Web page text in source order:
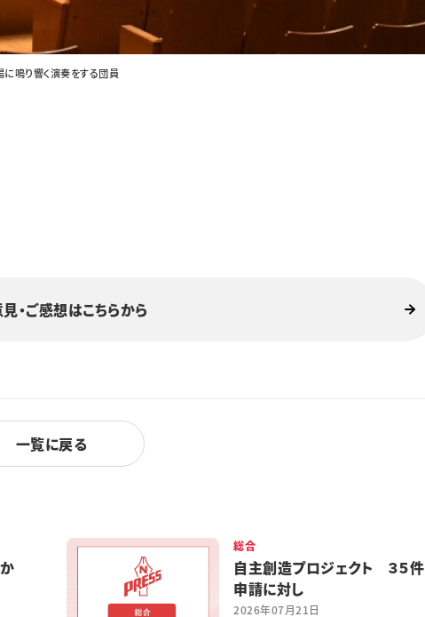
に鳴り響く演奏をする団員
・ご感想はこちらから
一覧に戻る
総合
自主創造プロジェクト ３５件
申請に対し
2026年07月21日